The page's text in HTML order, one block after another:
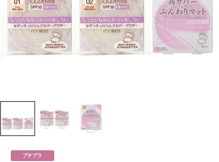
プチプラ